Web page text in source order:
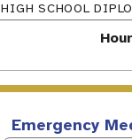
HIGH SCHOOL
Emergency